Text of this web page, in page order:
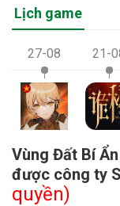
Lịch game
27-08 21-
Vùng Đất Bí
được công ty
quyền)